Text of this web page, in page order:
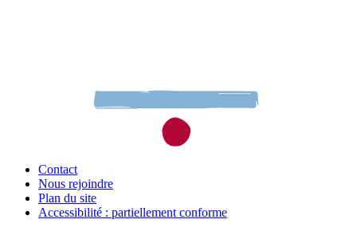
Contact
Nous rejoindre
Plan du site
Accessibilité : partiellement conforme